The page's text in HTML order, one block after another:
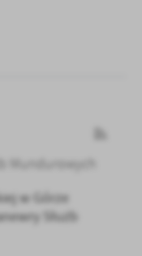
Mundurowych
w Górze
Służb